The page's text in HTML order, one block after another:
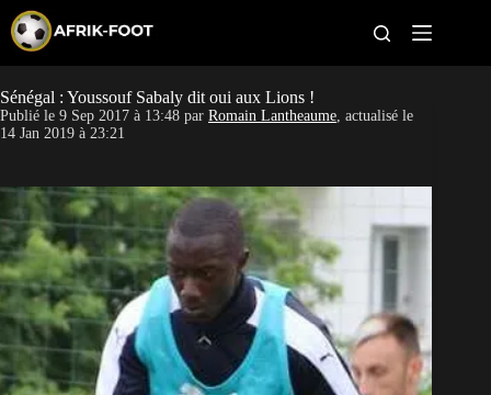
p
t
o
c
t
n
t
CAN féminine
Pays
Clubs
Classement
Paris sportifs
Sénégal : Youssouf Sabaly dit oui aux Lions !
Publié le 9 Sep 2017 à 13:48 par Romain Lantheaume, actualisé le
14 Jan 2019 à 23:21